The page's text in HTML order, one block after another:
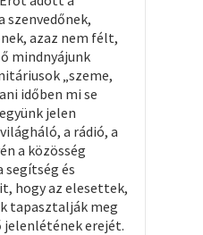
szenvedőnek,
azaz nem félt,
mindnyájunk
„szeme,
időben mi se
jelen
a rádió, a
a közösség
segítség és
hogy az elesettek,
tapasztalják meg
erejét.